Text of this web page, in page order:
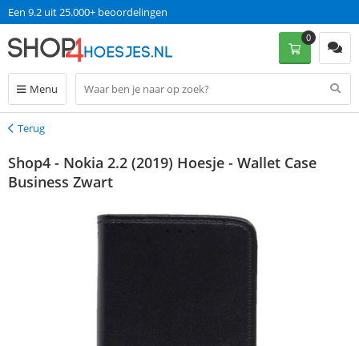
Een 9.2 uit 25.000+ beoordelingen
Menu
0
Terug
Terug
Shop4 - Nokia 2.2 (2019) Hoesje - Wallet Case
Business Zwart